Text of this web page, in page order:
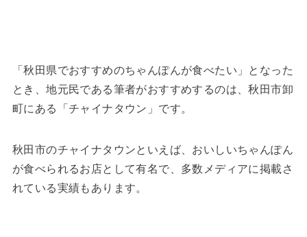
「秋田県でおすすめのちゃんぽんが食べたい」となった
とき、地元民である筆者がおすすめするのは、秋田市卸
町にある「チャイナタウン」です。
秋田市のチャイナタウンといえば、おいしいちゃんぽん
が食べられるお店として有名で、多数メディアに掲載さ
れている実績もあります。